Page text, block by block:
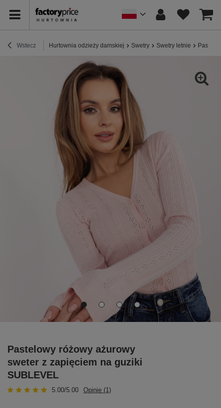
Wstecz Hurtownia odzieży damskiej Swetry Swetry letnie
Pastelowy różowy ażurowy
sweter z zapięciem na guziki
SUBLEVEL
5.00/5.00 Opinie (1)